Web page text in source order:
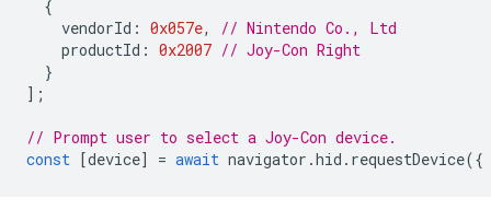
{
vendorId : 0x057e,
// Nintendo Co., Ltd
productId : 0x2007 // Joy-Con Right
}
];
// Prompt user to select a Joy-Con device.
const [device] = await navigator .hid . requestDevice({